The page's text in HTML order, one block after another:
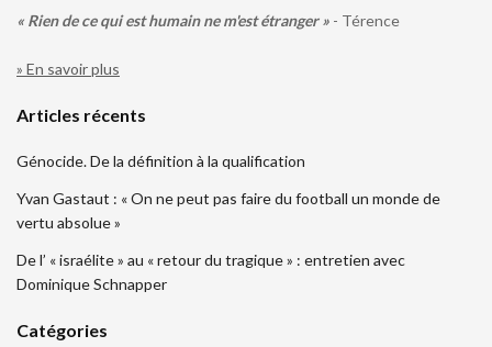
« Rien de ce qui est humain ne m'est étranger » - Térence
» En savoir plus
Articles récents
Génocide. De la définition à la qualification
Yvan Gastaut : « On ne peut pas faire du football un monde de
vertu absolue »
De l’ « israélite » au « retour du tragique » : entretien avec
Dominique Schnapper
Catégories